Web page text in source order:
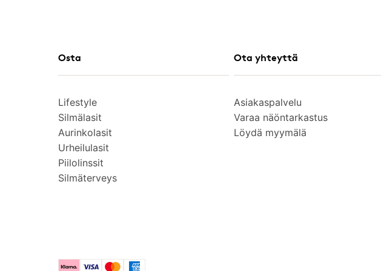
Osta
Lifestyle
Silmälasit
Aurinkolasit
Urheilulasit
Piilolinssit
Silmäterveys
Ota yhteyttä
Asiakaspalvelu
Varaa näöntarkastus
Löydä myymälä
KlarnaVisa MastercardAmerican Express